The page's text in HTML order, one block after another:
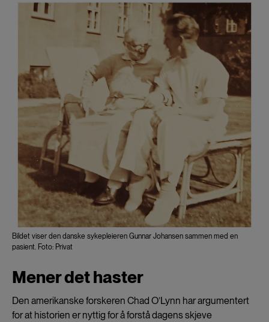
Bildet viser den danske sykepleieren Gunnar Johansen sammen med en
pasient. Foto: Privat
Mener det haster
Den amerikanske forskeren Chad O’Lynn har argumentert
for at historien er nyttig for å forstå dagens skjeve